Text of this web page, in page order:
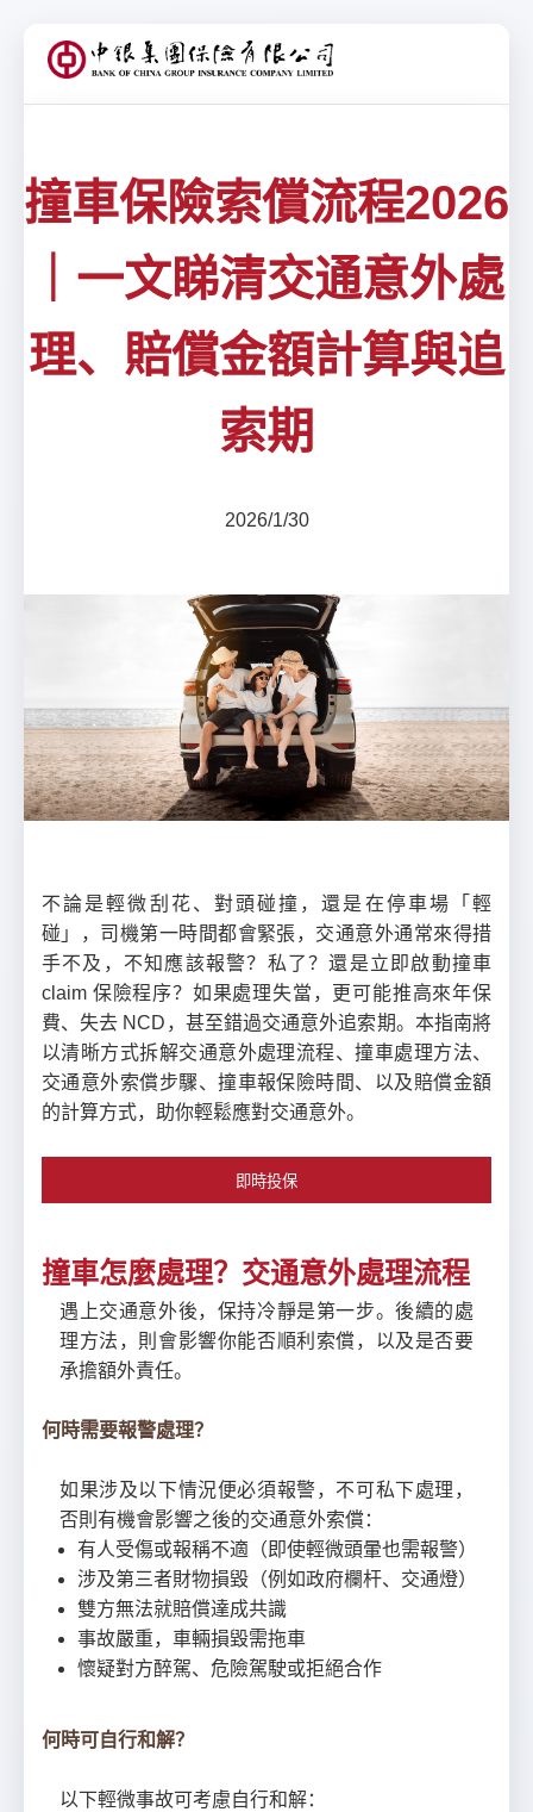
撞車保險索償流程2026
｜一文睇清交通意外處
理、賠償金額計算與追
索期
2026/1/30
不論是輕微刮花、對頭碰撞，還是在停車場「輕
碰」，司機第一時間都會緊張，交通意外通常來得措
手不及，不知應該報警？私了？還是立即啟動撞車
claim 保險程序？如果處理失當，更可能推高來年保
費、失去 NCD，甚至錯過交通意外追索期。本指南將
以清晰方式拆解交通意外處理流程、撞車處理方法、
交通意外索償步驟、撞車報保險時間、以及賠償金額
的計算方式，助你輕鬆應對交通意外。
即時投保
撞車怎麼處理？交通意外處理流程
遇上交通意外後，保持冷靜是第一步。後續的處
理方法，則會影響你能否順利索償，以及是否要
承擔額外責任。
何時需要報警處理？
如果涉及以下情況便必須報警，不可私下處理，
否則有機會影響之後的交通意外索償：
有人受傷或報稱不適（即使輕微頭暈也需報警）
涉及第三者財物損毀（例如政府欄杆、交通燈）
雙方無法就賠償達成共識
事故嚴重，車輛損毀需拖車
懷疑對方醉駕、危險駕駛或拒絕合作
何時可自行和解？
以下輕微事故可考慮自行和解：